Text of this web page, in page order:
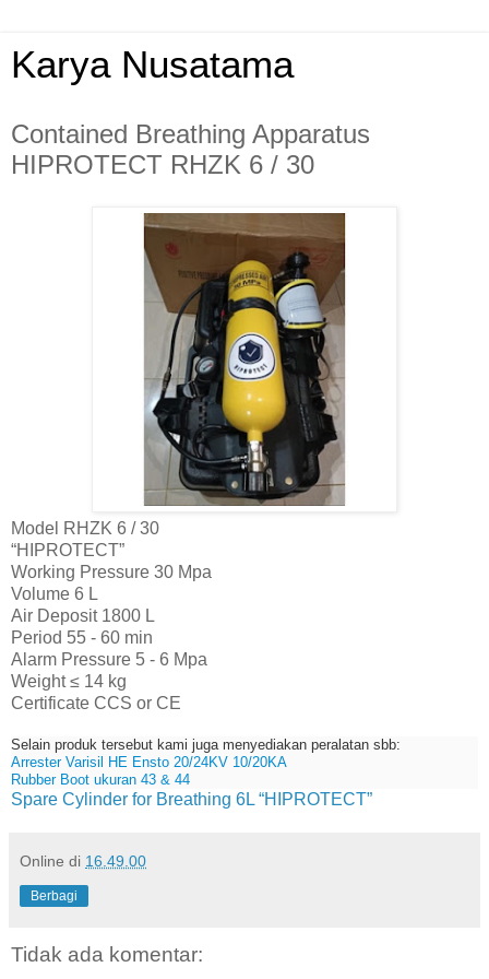
Karya Nusatama
Contained Breathing Apparatus
HIPROTECT RHZK 6 / 30
Model RHZK 6 / 30
“HIPROTECT”
Working Pressure 30 Mpa
Volume 6 L
Air Deposit 1800 L
Period 55 - 60 min
Alarm Pressure 5 - 6 Mpa
Weight ≤ 14 kg
Certificate CCS or CE
Selain produk tersebut kami juga menyediakan peralatan sbb:
Arrester Varisil HE Ensto 20/24KV 10/20KA
Rubber Boot ukuran 43 & 44
Spare Cylinder for Breathing 6L “HIPROTECT”
Online di 16.49.00
Berbagi
Tidak ada komentar: